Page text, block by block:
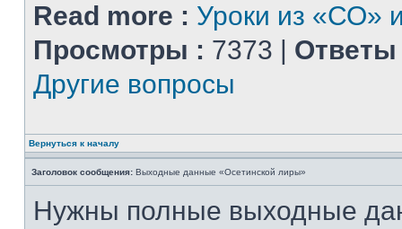
Read more : Уроки из «СО»
Просмотры : 7373 | Ответы
Другие вопросы
Вернуться к началу
Заголовок сообщения: Выходные данные «Осетинской лиры»
Нужны полные выходные